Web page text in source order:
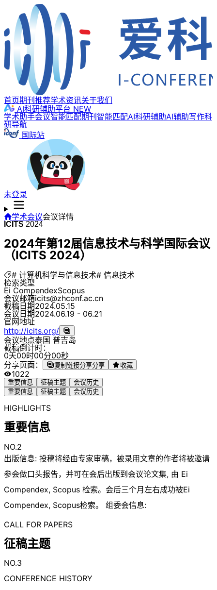
首页期刊推荐学术资讯关于我们
AI科研辅助平台 NEW
学术助手会议智能匹配期刊智能匹配AI科研辅助AI辅助写作科
研导航
国际站
未登录
学术会议会议详情
ICITS 2024
2024年第12届信息技术与科学国际会议
（ICITS 2024）
# 计算机科学与信息技术# 信息技术
检索类型
Ei CompendexScopus
会议邮箱icits@zhconf.ac.cn
截稿日期2024.05.15
会议日期2024.06.19 - 06.21
官网地址
http://icits.org/
会议地点泰国 普吉岛
截稿倒计时：
0天00时00分00秒
分享页面：
复制链接分享分享 收藏
1022
重要信息 征稿主题
会议历史
重要信息
征稿主题 会议历史
HIGHLIGHTS
重要信息
NO.2
出版信息: 投稿将经由专家审稿，被录用文章的作者将被邀请
参会做口头报告，并可在会后出版到会议论文集, 由 Ei
Compendex, Scopus 检索。会后三个月左右成功被Ei
Compendex, Scopus检索。 组委会信息:
CALL FOR PAPERS
征稿主题
NO.3
CONFERENCE HISTORY